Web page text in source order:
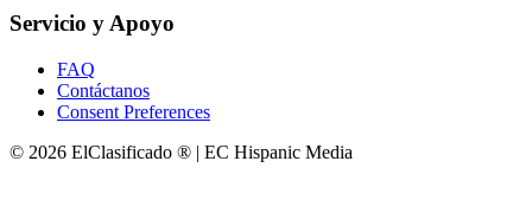
Servicio y Apoyo
FAQ
Contáctanos
Consent Preferences
© 2026 ElClasificado ® | EC Hispanic Media